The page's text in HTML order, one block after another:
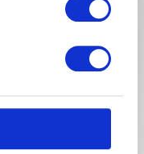
aanstaande en
vol